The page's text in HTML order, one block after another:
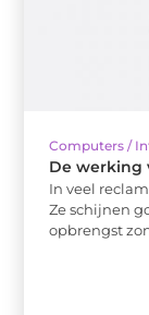
Computers /
De werking
In veel
Ze schijnen
opbrengst